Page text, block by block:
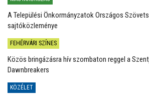
A Települési Önkormányzatok Országos
sajtóközleménye
FEHÉRVÁRI SZÍNES
Közös bringázásra hív szombaton reggel a
Dawnbreakers
KÖZÉLET